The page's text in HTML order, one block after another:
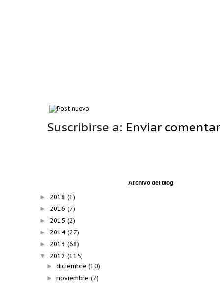
Suscribirse a: Enviar
Archivo del blog
► 2018 (1)
► 2016 (7)
► 2015 (2)
► 2014 (27)
► 2013 (68)
▼ 2012 (115)
►diciembre(10)
►noviembre(7)